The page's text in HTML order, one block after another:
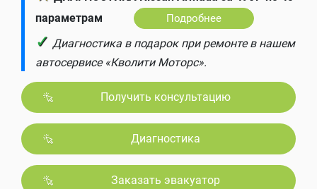
параметрам
Подробнее
✓ Диагностика в подарок при ремонте в нашем
автосервисе «Кволити Моторс».
Получить консультацию
Диагностика
Заказать эвакуатор